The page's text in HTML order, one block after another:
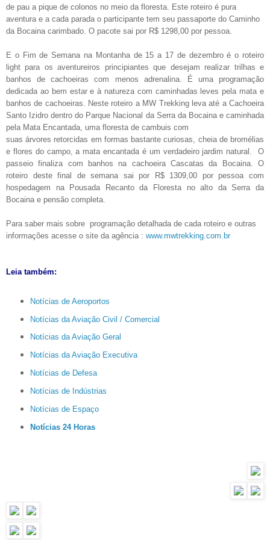
de pau a pique de colonos no meio da floresta. Este roteiro é pura
aventura e a cada parada o participante tem seu passaporte do Caminho
da Bocaina carimbado. O pacote sai por R$ 1298,00 por pessoa.
E o Fim de Semana na Montanhade 15 a 17 de dezembro é o roteiro
light para os aventureiros principiantes que desejam realizar trilhas e
banhos de cachoeiras com menos adrenalina. É uma programação
dedicada ao bem estar e à natureza com caminhadas leves pela mata e
banhos de cachoeiras. Neste roteiro a MW Trekking leva até a Cachoeira
Santo Izidro dentro do Parque Nacional da Serra da Bocaina e caminhada
pela Mata Encantada, uma floresta de cambuis com
suas árvores retorcidas em formas bastante curiosas, cheia de bromélias
e flores do campo, a mata encantada é um verdadeiro jardim natural. O
passeio finaliza com banhos na cachoeira Cascatas da Bocaina. O
roteiro deste final de semana sai por R$ 1309,00 por pessoa com
hospedagem na Pousada Recanto da Floresta no alto da Serra da
Bocaina e pensão completa.
Para saber mais sobre programação detalhada de cada roteiro e outras
informações acesse o site da agência : www.mwtrekking.com.br
Leia também:
Notícias de Aeroportos
Notícias da Aviação Civil / Comercial
Notícias da Aviação Geral
Notícias da Aviação Executiva
Notícias de Defesa
Notícias de Indústrias
Notícias de Espaço
Notícias 24 Horas